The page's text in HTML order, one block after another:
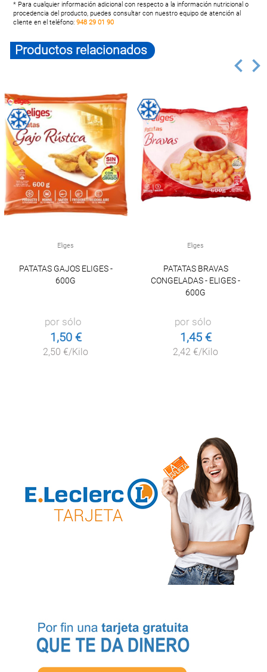
* Para cualquier información adicional con respecto a la información nutricional o
procedencia del producto, puedes consultar con nuestro equipo de atención al
cliente en el teléfono:948 29 01 90
Productos relacionados
Eliges
PATATAS GAJOS ELIGES -
600G
por sólo
1,50 €
2,50 €/Kilo
Eliges
PATATAS BRAVAS
CONGELADAS - ELIGES -
600G
por sólo
1,45 €
2,42 €/Kilo